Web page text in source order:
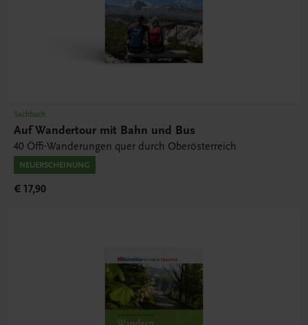
Sachbuch
Auf Wandertour mit Bahn und Bus
40 Öffi-Wanderungen quer durch Oberösterreich
NEUERSCHEINUNG
€ 17,90